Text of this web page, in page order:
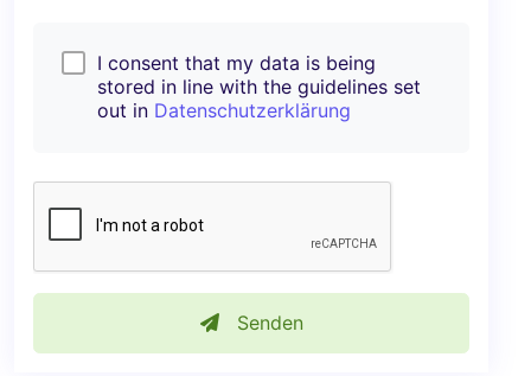
I consent that my data is being
stored in line with the guidelines set
out in Datenschutzerklärung
Senden